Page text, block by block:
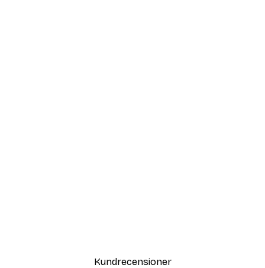
Kundrecensioner